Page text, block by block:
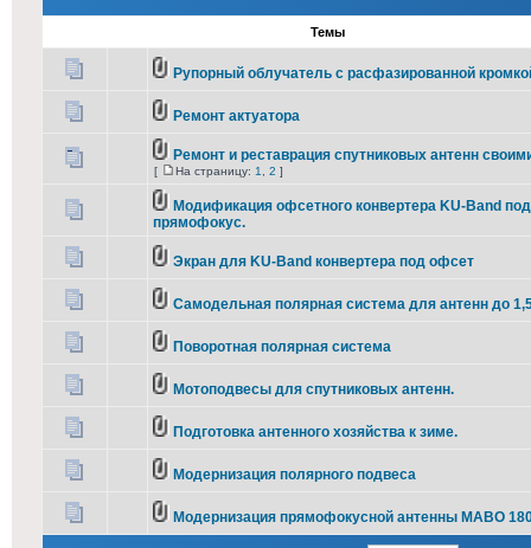
Темы
Рупорный облучатель с расфазированной
Ремонт актуатора
Ремонт и реставрация спутниковых антенн
[ На страницу: 1 2 ]
Модификация офсетного конвертера KU-Band под
прямофокус.
Экран для KU-Band конвертера под офсет
Самодельная полярная система для антенн до
Поворотная полярная система
Мотоподвесы для спутниковых антенн.
Подготовка антенного хозяйства к зиме.
Модернизация полярного подвеса
Модернизация прямофокусной антенны МАВО